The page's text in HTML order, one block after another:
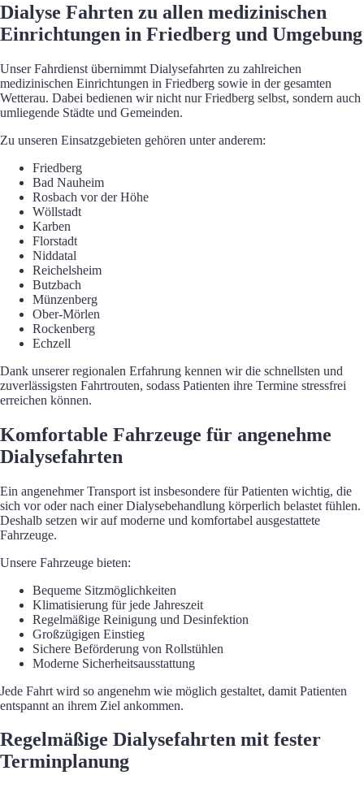
Dialyse Fahrten zu allen medizinischen
Einrichtungen in Friedberg und Umgebung
Unser Fahrdienst übernimmt Dialysefahrten zu zahlreichen
medizinischen Einrichtungen in Friedberg sowie in der gesamten
Wetterau. Dabei bedienen wir nicht nur Friedberg selbst, sondern auch
umliegende Städte und Gemeinden.
Zu unseren Einsatzgebieten gehören unter anderem:
Friedberg
Bad Nauheim
Rosbach vor der Höhe
Wöllstadt
Karben
Florstadt
Niddatal
Reichelsheim
Butzbach
Münzenberg
Ober-Mörlen
Rockenberg
Echzell
Dank unserer regionalen Erfahrung kennen wir die schnellsten und
zuverlässigsten Fahrtrouten, sodass Patienten ihre Termine stressfrei
erreichen können.
Komfortable Fahrzeuge für angenehme
Dialysefahrten
Ein angenehmer Transport ist insbesondere für Patienten wichtig, die
sich vor oder nach einer Dialysebehandlung körperlich belastet fühlen.
Deshalb setzen wir auf moderne und komfortabel ausgestattete
Fahrzeuge.
Unsere Fahrzeuge bieten:
Bequeme Sitzmöglichkeiten
Klimatisierung für jede Jahreszeit
Regelmäßige Reinigung und Desinfektion
Großzügigen Einstieg
Sichere Beförderung von Rollstühlen
Moderne Sicherheitsausstattung
Jede Fahrt wird so angenehm wie möglich gestaltet, damit Patienten
entspannt an ihrem Ziel ankommen.
Regelmäßige Dialysefahrten mit fester
Terminplanung